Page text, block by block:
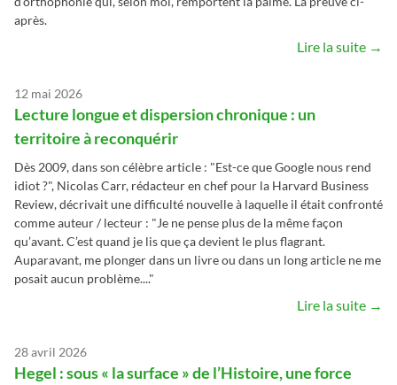
après.
Lire la suite →
12 mai 2026
Lecture longue et dispersion chronique : un
territoire à reconquérir
Dès 2009, dans son célèbre article : "Est-ce que Google nous rend
idiot ?", Nicolas Carr, rédacteur en chef pour la Harvard Business
Review, décrivait une difficulté nouvelle à laquelle il était confronté
comme auteur / lecteur : "Je ne pense plus de la même façon
qu’avant. C’est quand je lis que ça devient le plus flagrant.
Auparavant, me plonger dans un livre ou dans un long article ne me
posait aucun problème...."
Lire la suite →
28 avril 2026
Hegel : sous « la surface » de l’Histoire, une force